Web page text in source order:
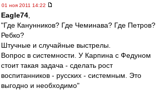
01 ноя 2011 14:22
Eagle74
"Где Канунников? Где Чеминава? Где Петров?
Ребко?
Штучные и случайные выстрелы.
Вопрос в системности. У Карпина с Федуном
стоит такая задача - сделать рост
воспитанников - русских - системным. Это
выгодно и необходимо"